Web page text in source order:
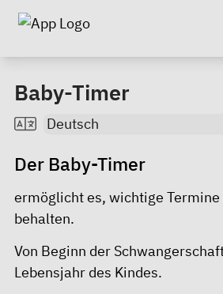
Baby-Timer
Der Baby-Timer
ermöglicht es, wichtige Termine
behalten.
Von Beginn der
Lebensjahr des Kindes.